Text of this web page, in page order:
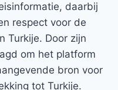
daarbij
respect voor de
Turkije. Door zijn
om het platform
bron voor
tot Turkije.